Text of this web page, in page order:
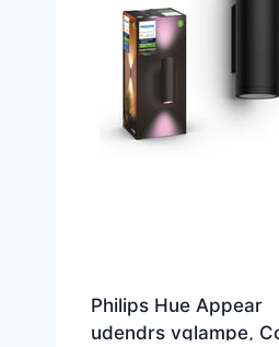
Philips Hue Appear
udendrs vglampe,